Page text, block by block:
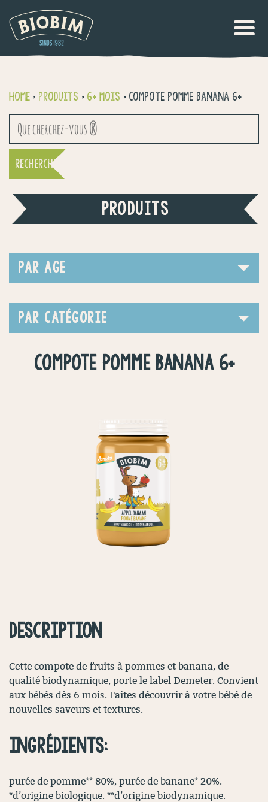
Home > Produits > 6+ mois > Compote Pomme Banana 6+
Recherche
pour :
PRODUITS
PAR AGE
PAR CATÉGORIE
COMPOTE POMME BANANA 6+
DESCRIPTION
Cette compote de fruits à pommes et banana, de
qualité biodynamique, porte le label Demeter. Convient
aux bébés dès 6 mois. Faites découvrir à votre bébé de
nouvelles saveurs et textures.
INGRÉDIENTS:
purée de pomme** 80%, purée de banane* 20%.
*d’origine biologique. **d’origine biodynamique.